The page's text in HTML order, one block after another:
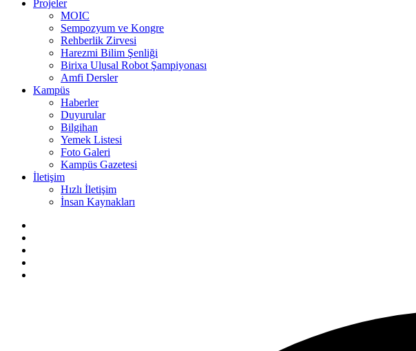
Projeler
MOIC
Sempozyum ve Kongre
Rehberlik Zirvesi
Harezmi Bilim Şenliği
Birixa Ulusal Robot Şampiyonası
Amfi Dersler
Kampüs
Haberler
Duyurular
Bilgihan
Yemek Listesi
Foto Galeri
Kampüs Gazetesi
İletişim
Hızlı İletişim
İnsan Kaynakları